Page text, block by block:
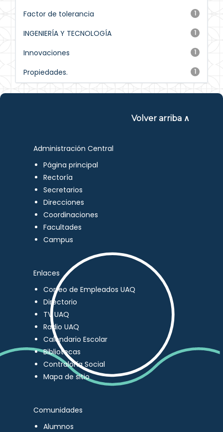
1
Factor de tolerancia
1
INGENIERÍA Y TECNOLOGÍA
1
Innovaciones
1
Propiedades.
Volver arriba ∧
Administración Central
Página principal
Rectoría
Secretarios
Direcciones
Coordinaciones
Facultades
Campus
Enlaces
Correo de Empleados UAQ
Directorio
TV UAQ
Radio UAQ
Calendario Escolar
Bibliotecas
Contraloría Social
Mapa de sitio
Comunidades
Alumnos